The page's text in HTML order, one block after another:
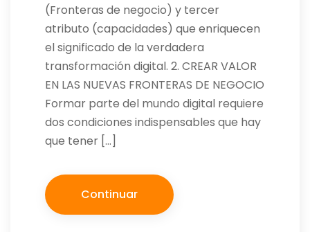
(Fronteras de negocio) y tercer
atributo (capacidades) que enriquecen
el significado de la verdadera
transformación digital. 2. CREAR VALOR
EN LAS NUEVAS FRONTERAS DE NEGOCIO
Formar parte del mundo digital requiere
dos condiciones indispensables que hay
que tener […]
Continuar